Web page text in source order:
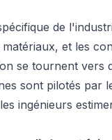
de
et les
se tournent vers
sont pilotés par
ingénieurs